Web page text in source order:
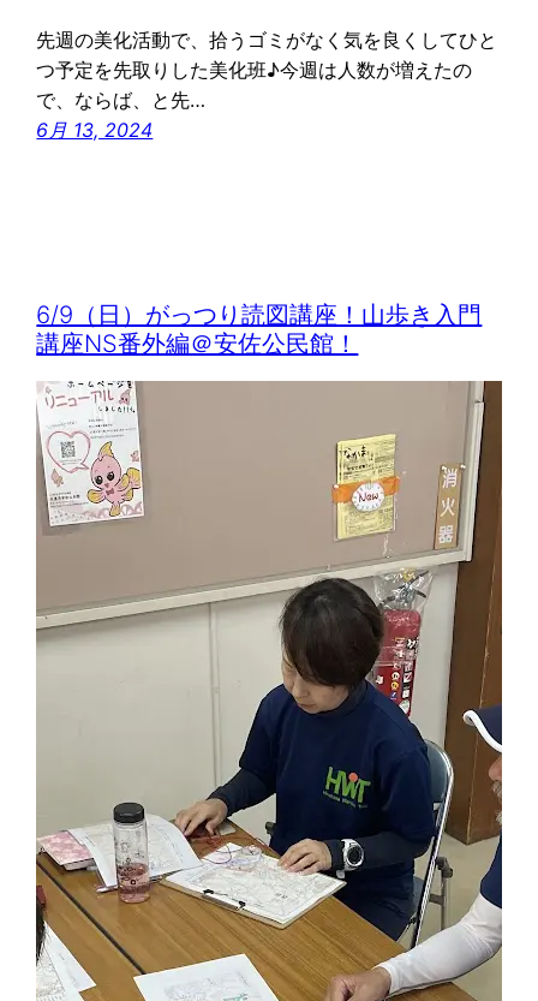
先週の美化活動で、拾うゴミがなく気を良くしてひと
つ予定を先取りした美化班♪今週は人数が増えたの
で、ならば、と先…
6月 13, 2024
6/9（日）がっつり読図講座！山歩き入門
講座NS番外編＠安佐公民館！